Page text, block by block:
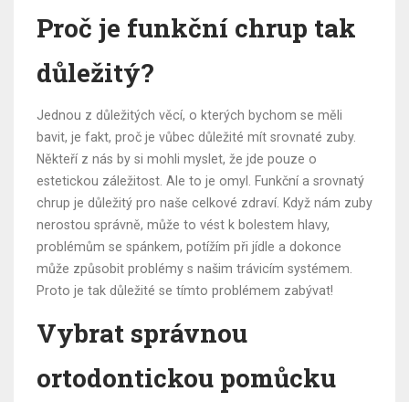
Proč je funkční chrup tak
důležitý?
Jednou z důležitých věcí, o kterých bychom se měli
bavit, je fakt, proč je vůbec důležité mít srovnaté zuby.
Někteří z nás by si mohli myslet, že jde pouze o
estetickou záležitost. Ale to je omyl. Funkční a srovnatý
chrup je důležitý pro naše celkové zdraví. Když nám zuby
nerostou správně, může to vést k bolestem hlavy,
problémům se spánkem, potížím při jídle a dokonce
může způsobit problémy s našim trávicím systémem.
Proto je tak důležité se tímto problémem zabývat!
Vybrat správnou
ortodontickou pomůcku